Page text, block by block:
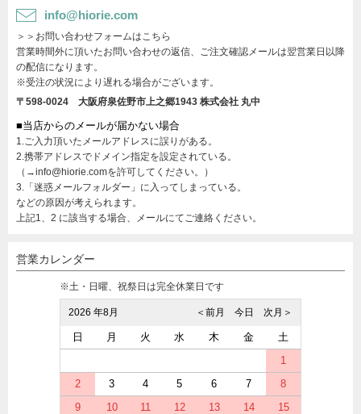
info@hiorie.com
＞＞お問い合わせフォームはこちら
営業時間外に頂いたお問い合わせの返信、ご注文確認メールは翌営業日以降
の配信になります。
※受注の状況により遅れる場合がございます。
〒598-0024 大阪府泉佐野市上之郷1943 株式会社 丸中
■当店からのメールが届かない場合
1.ご入力頂いたメールアドレスに誤りがある。
2.携帯アドレスでドメイン指定を設定されている。
（→info@hiorie.comを許可してください。）
3.「迷惑メールフォルダー」に入ってしまっている。
などの原因が考えられます。
上記1、2 に該当する場合、メールにてご連絡ください。
営業カレンダー
※土・日曜、祝祭日は完全休業日です
2026 年8月 次月＞
今日
＜前月
日 月 火 水 木 金
土
1
2
3 4 5 6 7
8
9
10 11 12 13 14 15